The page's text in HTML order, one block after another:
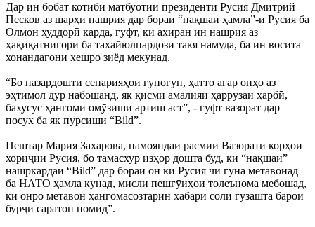
Дар ин бобат котиби матбуотии президенти Русия Дмитрий
Песков аз шарҳи нашрия дар бораи “нақшаи ҳамла”-и Русия ба
Олмон худдорӣ карда, гуфт, ки ахиран ин нашрия аз
ҳақиқатнигорӣ ба тахайюлпардозӣ такя намуда, ба ин восита
хонандагони хешро зиёд мекунад.
“Бо назардошти сенарияҳои гуногун, ҳатто агар онҳо аз
эҳтимол дур набошанд, як қисми амалияи ҳаррӯзаи ҳарбӣ,
бахусус ҳангоми омӯзиши артиш аст”, - гуфт вазорат дар
посух ба як пурсиши “Bild”.
Пештар Мария Захарова, намояндаи расмии Вазорати корҳои
хориҷии Русия, бо тамасхур изҳор дошта буд, ки “нақшаи”
нашркардаи “Bild” дар бораи он ки Русия чӣ гуна метавонад
ба НАТО ҳамла кунад, мисли пешгӯиҳои толеънома мебошад,
ки онро метавон ҳангомасозтарин хабари соли гузашта барои
бурҷи саратон номид”.